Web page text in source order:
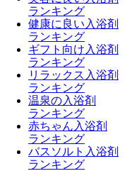
ランキング
健康に良い入浴剤
ランキング
ギフト向け入浴剤
ランキング
リラックス入浴剤
ランキング
温泉の入浴剤
ランキング
赤ちゃん入浴剤
ランキング
バスソルト入浴剤
ランキング